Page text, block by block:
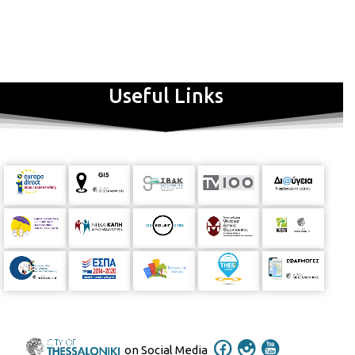
να αποκαλυφθεί η ερωτική πραγματικότητα σήμερα.Τι είναι
έρωτας λοιπόν; Από ποιους παράγοντες εξαρτάται η
απάντηση; Πόσο διαθέσιμοι/ες είμαστε γι’ αυτόν και πόσο
ελεύθεροι/ες να τον απολαύσουμε; Δύο σώματα που καλούνται
σκάλες, κάτω στο πάτωμα, πάνω σε κερκίδες, πλάι σε
μικρόφωνο.
20 απαντήσεις μέσα σε 20 εικόνες
Μην τις
δημιουργήθηκε από τη νέα γενιά, για τη νέα γενιά, με θέμα τον
Έρωτα σήμερα, σε σκηνοθεσία Ελευθερίας Καμπαγιοβάνη και
δραματουργία Δημήτρη Μαχαιρίδη. Μια προσπάθεια να
πλησιάσουμε πιο κοντά στην απάντηση του ερωτήματος "τι
είναι ο έρωτας". Στη δική μας απάντηση, στη δική σας
Έρωτα στην σύγχρονη εποχή, μέσα από τις τεχνικές του
Useful Links
on Social Media